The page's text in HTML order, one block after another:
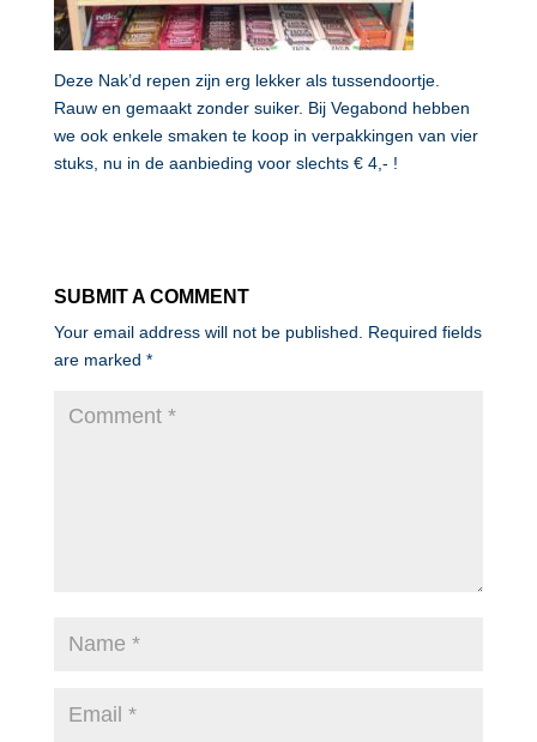
Deze Nak’d repen zijn erg lekker als tussendoortje.
Rauw en gemaakt zonder suiker. Bij Vegabond hebben
we ook enkele smaken te koop in verpakkingen van vier
stuks, nu in de aanbieding voor slechts € 4,- !
SUBMIT A COMMENT
Your email address will not be published.
Required fields
are marked *